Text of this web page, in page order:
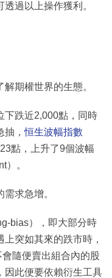
過以上操作獲利。
期權世界的生態。
下跌近2,000點，同時
抽，恒生波幅指數
點，上升了9個波幅
）。
求急增。
bias），即大部分時
突如其來的跌市時，
隨便賣出組合內的股
因此便要依賴衍生工具